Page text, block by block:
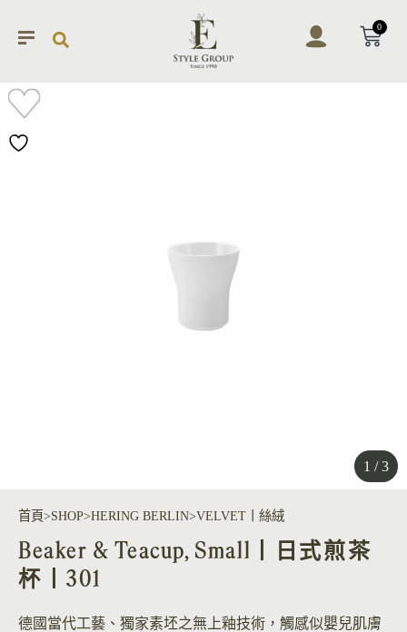
0
1 / 3
首頁 SHOP HERING BERLIN VELVET丨絲絨
Beaker & Teacup, Small丨日式煎茶
杯丨301
德國當代工藝、獨家素坯之無上釉技術，觸感似嬰兒肌膚